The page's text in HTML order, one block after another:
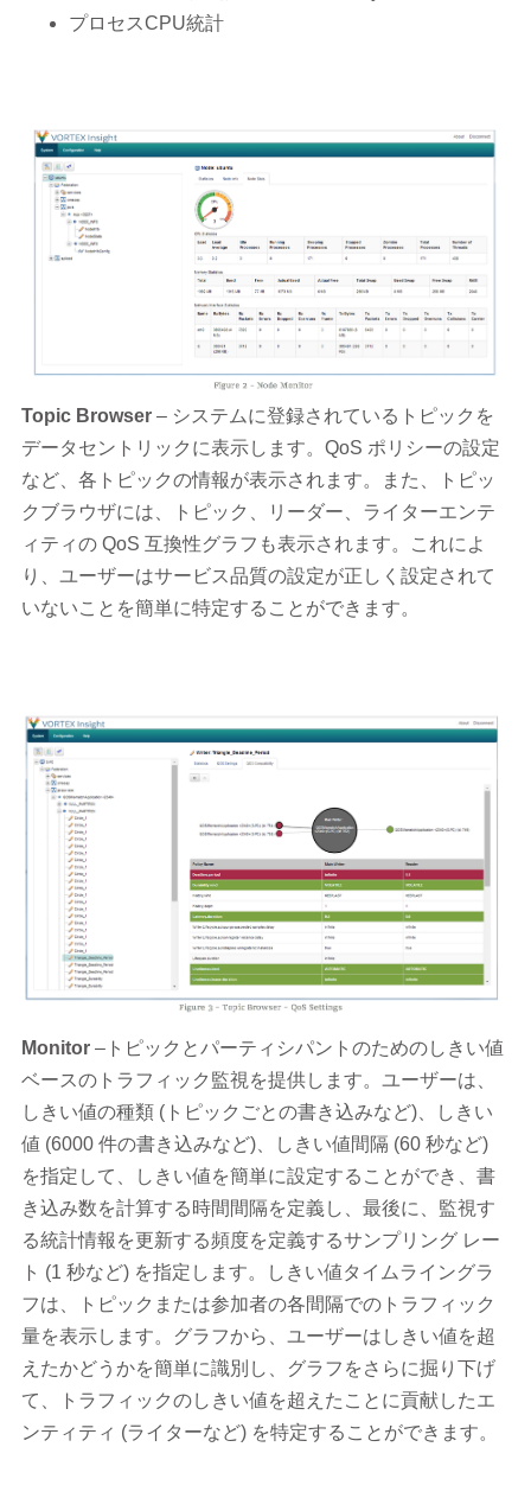
プロセスCPU統計
Topic Browser – システムに登録されているトピックを
データセントリックに表示します。QoS ポリシーの設定
など、各トピックの情報が表示されます。また、トピッ
クブラウザには、トピック、リーダー、ライターエンテ
ィティの QoS 互換性グラフも表示されます。これによ
り、ユーザーはサービス品質の設定が正しく設定されて
いないことを簡単に特定することができます。
Monitor–トピックとパーティシパントのためのしきい値
ベースのトラフィック監視を提供します。ユーザーは、
しきい値の種類 (トピックごとの書き込みなど)、しきい
値 (6000 件の書き込みなど)、しきい値間隔 (60 秒など)
を指定して、しきい値を簡単に設定することができ、書
き込み数を計算する時間間隔を定義し、最後に、監視す
る統計情報を更新する頻度を定義するサンプリング レー
ト (1 秒など) を指定します。しきい値タイムライングラ
フは、トピックまたは参加者の各間隔でのトラフィック
量を表示します。グラフから、ユーザーはしきい値を超
えたかどうかを簡単に識別し、グラフをさらに掘り下げ
て、トラフィックのしきい値を超えたことに貢献したエ
ンティティ (ライターなど) を特定することができます。